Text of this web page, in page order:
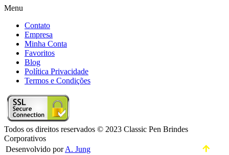
Menu
Contato
Empresa
Minha Conta
Favoritos
Blog
Política Privacidade
Termos e Condições
Todos os direitos reservados © 2023 Classic Pen Brindes
Corporativos
Desenvolvido porA. Jung